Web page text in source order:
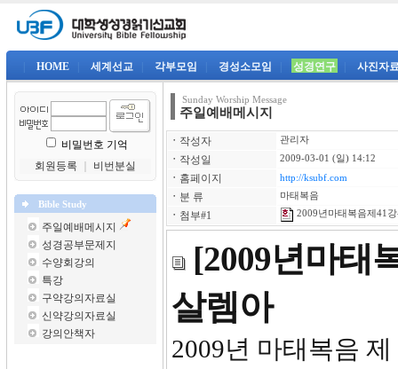
HOME 세계선교 각부모임 경성소모임 성경연구 사진자
비밀번호 기억
회원등록
비번분실
Bible Study
주일예배메시지
성경공부문제지
수양회강의
특강
구약강의자료실
신약강의자료실
강의안책자
Sunday Worship Message
주일예배메시지
ㆍ 작성자 관리자
ㆍ 작성일 2009-03-01 (일) 14:12
ㆍ 홈페이지 http://ksubf.com
ㆍ 분 류 마태복음
ㆍ 첨부#1 2009년마태복음제41
[2009년마태
살렘아
2009년 마태복음 제